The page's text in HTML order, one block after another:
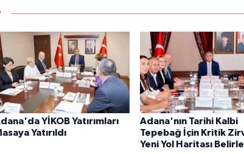
YİKOB Yatırımları
Yatırıldı
Adana'nın Tarihi Kalbi
Tepebağ İçin Kritik
Yeni Yol Haritası